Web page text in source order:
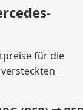
für die